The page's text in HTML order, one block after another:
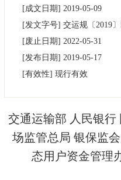
政务公开
市领导
政策兑现
决策公开
政务服务
[成文日期] 2019-05-09
[发文字号] 交运规〔2019〕
[废止日期] 2022-05-31
[发布日期] 2019-05-17
[有效性] 现行有效
交通运输部 人民银行
场监管总局 银保监
态用户资金管理